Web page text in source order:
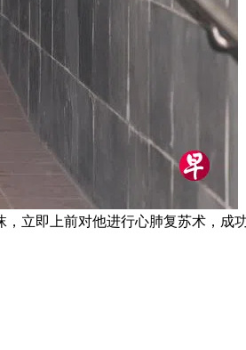
立即上前对他进行心肺复苏术，成